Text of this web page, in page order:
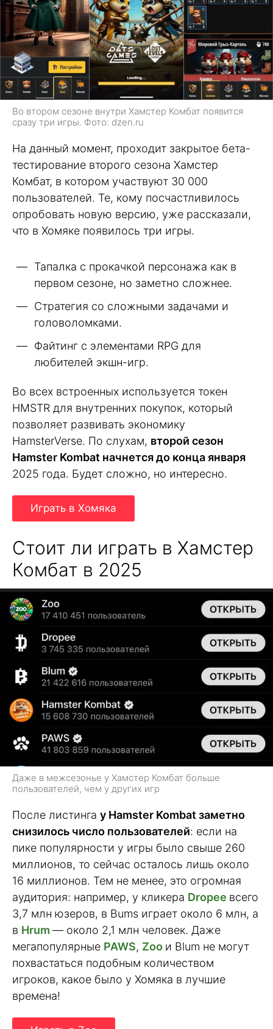
Во втором сезоне внутри Хамстер Комбат появится
сразу три игры. Фото: dzen.ru
На данный момент, проходит закрытое бета-
тестирование второго сезона Хамстер
Комбат, в котором участвуют 30 000
пользователей. Те, кому посчастливилось
опробовать новую версию, уже рассказали,
что в Хомяке появилось три игры.
Тапалка с прокачкой персонажа как в
первом сезоне, но заметно сложнее.
Стратегия со сложными задачами и
головоломками.
Файтинг с элементами RPG для
любителей экшн-игр.
Во всех встроенных используется токен
HMSTR для внутренних покупок, который
позволяет развивать экономику
HamsterVerse. По слухам, второй сезон
Hamster Kombat начнется до конца января
2025 года. Будет сложно, но интересно.
Играть в Хомяка
Стоит ли играть в Хамстер
Комбат в 2025
Даже в межсезонье у Хамстер Комбат больше
пользователей, чем у других игр
После листинга у Hamster Kombat заметно
снизилось число пользователей: если на
пике популярности у игры было свыше 260
миллионов, то сейчас осталось лишь около
16 миллионов. Тем не менее, это огромная
аудитория: например, у кликера Dropee всего
3,7 млн юзеров, в Bums играет около 6 млн, а
в Hrum — около 2,1 млн человек. Даже
мегапопулярные PAWS, Zoo и Blum не могут
похвастаться подобным количеством
игроков, какое было у Хомяка в лучшие
времена!